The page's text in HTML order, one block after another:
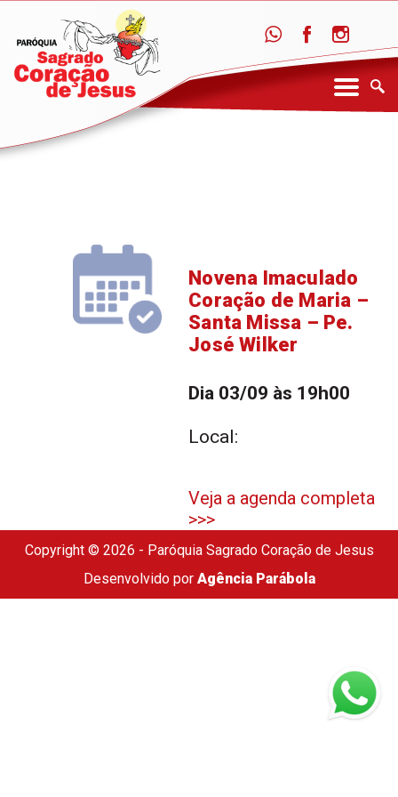
Novena Imaculado
Coração de Maria –
Santa Missa – Pe.
José Wilker
Dia 03/09 às 19h00
Local:
Veja a agenda completa
>>>
Copyright © 2026 - Paróquia Sagrado Coração de Jesus
Desenvolvido por Agência Parábola